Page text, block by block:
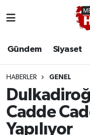
Gündem Siyaset
HABERLER GENEL
Cadde
Yapılıyor